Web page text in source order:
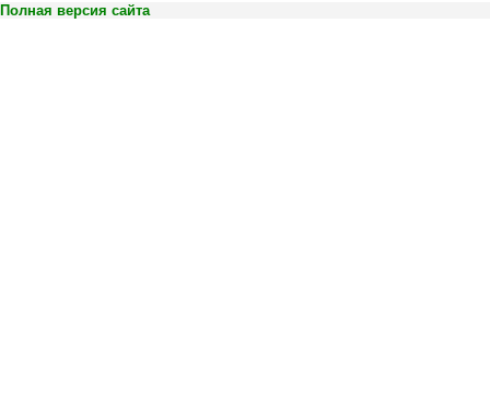
Полная версия сайта